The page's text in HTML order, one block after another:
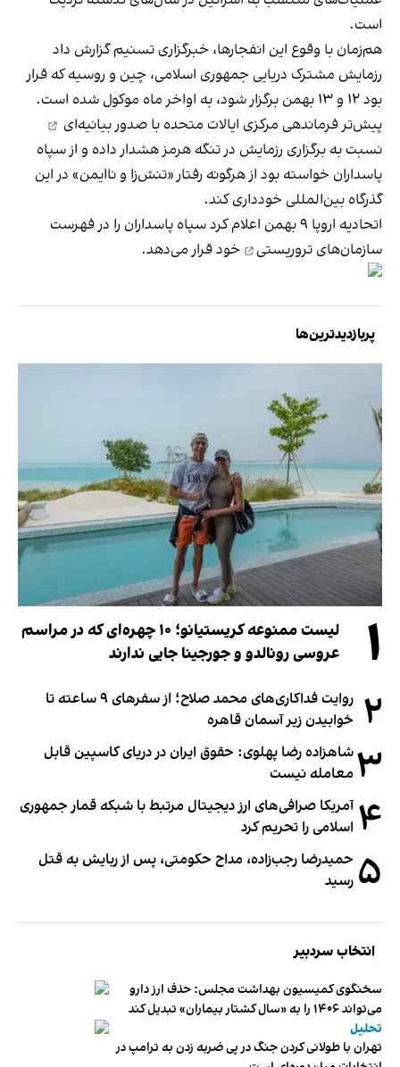
است.
هم‌زمان با وقوع این انفجارها، خبرگزاری تسنیم گزارش داد
رزمایش مشترک دریایی جمهوری اسلامی، چین و روسیه که قرار
بود ۱۲ و ۱۳ بهمن برگزار شود، به اواخر ماه موکول شده است.
پیش‌تر فرماندهی مرکزی ایالات متحده با صدور بیانیه‌ای
نسبت به برگزاری رزمایش در تنگه هرمز هشدار داده و از سپاه
پاسداران خواسته بود از هرگونه رفتار «تنش‌زا و ناایمن» در این
گذرگاه بین‌المللی خودداری کند.
اتحادیه اروپا ۹ بهمن اعلام کرد سپاه پاسداران را در
فهرست
سازمان‌های تروریستی
خود قرار می‌دهد.
پربازدیدترین‌ها
۱
لیست ممنوعه کریستیانو؛ ۱۰ چهره‌ای که در مراسم
عروسی رونالدو و جورجینا جایی ندارند
۲
روایت فداکاری‌های محمد صلاح؛ از سفرهای ۹ ساعته تا
خوابیدن زیر آسمان قاهره
۳شاهزاده رضا پهلوی: حقوق ایران در دریای کاسپین قابل
معامله نیست
۴ آمریکا صرافی‌های ارز دیجیتال مرتبط با شبکه قمار جمهوری
اسلامی را تحریم کرد
۵ حمیدرضا رجب‌زاده، مداح حکومتی، پس از ربایش به قتل
رسید
انتخاب سردبیر
سخنگوی کمیسیون بهداشت مجلس: حذف ارز دارو
می‌تواند ۱۴۰۶ را به «سال کشتار بیماران» تبدیل کند
تحلیل
تهران با طولانی کردن جنگ در پی ضربه زدن به ترامپ در